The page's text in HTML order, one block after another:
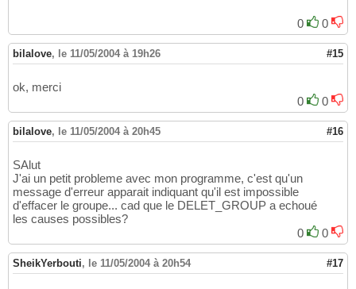
0 0
bilalove, le 11/05/2004 à 19h26 #15
ok, merci
0
0
bilalove, le 11/05/2004 à 20h45 #16
SAlut
J'ai un petit probleme avec mon programme, c'est qu'un
message d'erreur apparait indiquant qu'il est impossible
d'effacer le groupe... cad que le DELET_GROUP a echoué
les causes possibles?
0
0
SheikYerbouti, le 11/05/2004 à 20h54 #17